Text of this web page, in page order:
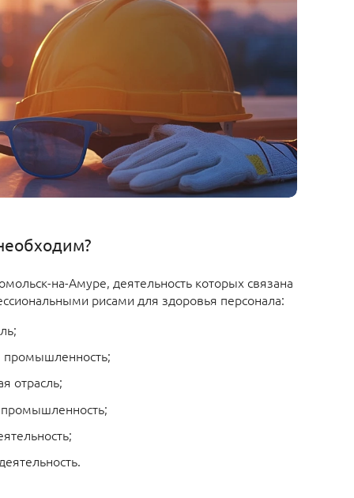
на-Амуре, деятельность которых связана
рисами для здоровья персонала:
отрасль;